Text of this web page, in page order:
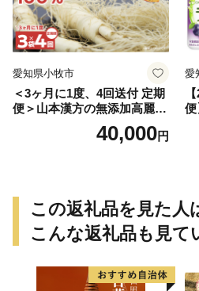
愛知県小牧市
＜3ヶ月に1度、4回送付 定期
便＞山本漢方の無添加高麗人
40,000円
愛
この返礼品を見た人
こんな返礼品も見て